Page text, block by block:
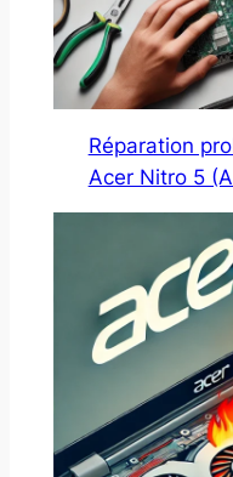
Réparation
Acer Nitro 5